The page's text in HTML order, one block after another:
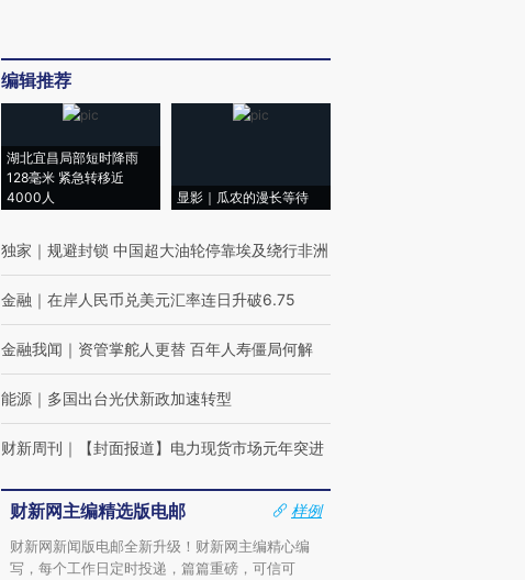
编辑推荐
湖北宜昌局部短时降雨
128毫米 紧急转移近
4000人
显影｜瓜农的漫长等待
独家 ｜ 规避封锁 中国超大油轮停靠埃及绕行非洲
金融 ｜ 在岸人民币兑美元汇率连日升破6.75
金融我闻 ｜ 资管掌舵人更替 百年人寿僵局何解
能源 ｜ 多国出台光伏新政加速转型
财新周刊 ｜ 【封面报道】电力现货市场元年突进
财新网主编精选版电邮
样例
财新网新闻版电邮全新升级！财新网主编精心编
写，每个工作日定时投递，篇篇重磅，可信可